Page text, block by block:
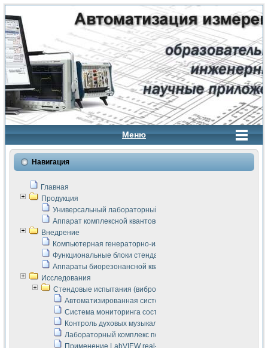
Меню
Навигация
Главная
Продукция
Универсальный лабораторный стенд "Сигнал-USB"
Аппарат комплексной квантовой терапии Интроскан
Внедрение
Компьютерная генераторно-измерительная система
Функциональные блоки стенда "Сигнал-USB"
Аппараты биорезонансной квантовой терапии серии СКАН
Исследования
Стендовые испытания (виброакустика, тензометрия и т.п.)
Автоматизированная система измерения параметров
Система мониторинга состояния тяговых
Контроль духовых музыкальных инструментов
Лабораторный комплекс по исследованию элементной
Применение LabVIEW real-time module для